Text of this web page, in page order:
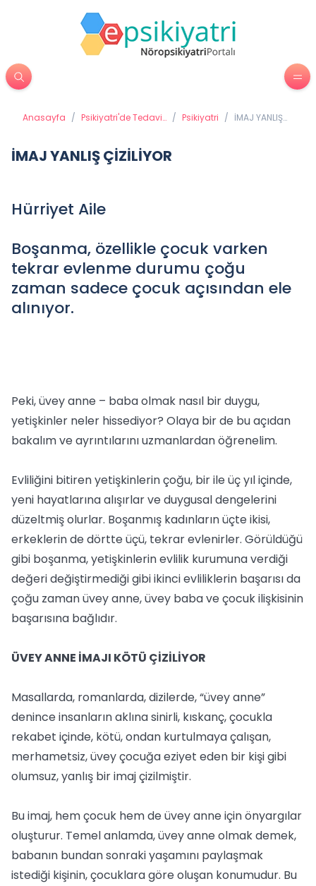
Anasayfa / Psikiyatri'de Tedavi
/ Psikiyatri / İMAJ YANLIŞ
İMAJ YANLIŞ ÇİZİLİYOR
Hürriyet Aile
Boşanma, özellikle çocuk varken
tekrar evlenme durumu çoğu
zaman sadece çocuk açısından ele
alınıyor.
Peki, üvey anne – baba olmak nasıl bir duygu,
yetişkinler neler hissediyor? Olaya bir de bu açıdan
bakalım ve ayrıntılarını uzmanlardan öğrenelim.
Evliliğini bitiren yetişkinlerin çoğu, bir ile üç yıl içinde,
yeni hayatlarına alışırlar ve duygusal dengelerini
düzeltmiş olurlar. Boşanmış kadınların üçte ikisi,
erkeklerin de dörtte üçü, tekrar evlenirler. Görüldüğü
gibi boşanma, yetişkinlerin evlilik kurumuna verdiği
değeri değiştirmediği gibi ikinci evliliklerin başarısı da
çoğu zaman üvey anne, üvey baba ve çocuk ilişkisinin
başarısına bağlıdır.
ÜVEY ANNE İMAJI KÖTÜ ÇİZİLİYOR
Masallarda, romanlarda, dizilerde, “üvey anne”
denince insanların aklına sinirli, kıskanç, çocukla
rekabet içinde, kötü, ondan kurtulmaya çalışan,
merhametsiz, üvey çocuğa eziyet eden bir kişi gibi
olumsuz, yanlış bir imaj çizilmiştir.
Bu imaj, hem çocuk hem de üvey anne için önyargılar
oluşturur. Temel anlamda, üvey anne olmak demek,
babanın bundan sonraki yaşamını paylaşmak
istediği kişinin, çocuklara göre oluşan konumudur. Bu